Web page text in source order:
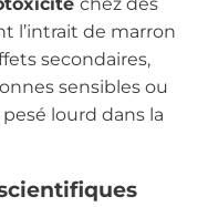
chez des
l’intrait de marron
secondaires,
sensibles ou
lourd dans la